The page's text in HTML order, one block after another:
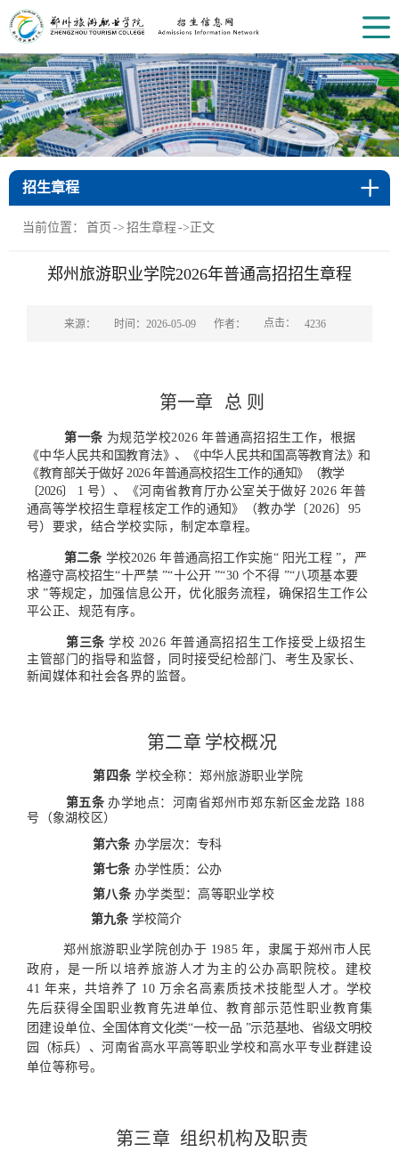
招生章程
当前位置： 首页 -> 招生章程 -> 正文
郑州旅游职业学院2026年普通高招招生章程
来源： 时间：2026-05-09 作者： 点击： 4236
第一章 总 则
第一条 为规范学校2026 年普通高招招生工作，根据
《中华人民共和国教育法》、《中华人民共和国高等教育法》和
《教育部关于做好 2026 年普通高校招生工作的通知》（教学
〔2026〕 1 号）、《河南省教育厅办公室关于做好 2026 年普
通高等学校招生章程核定工作的通知》（教办学〔2026〕95
号） 要求， 结合学校实际，制定本章程。
第二条 学校2026 年普通高招工作实施“ 阳光工程 ”，严
格遵守高校招生“十严禁 ”“十公开 ”“30 个不得 ”“八项基本要
求 ”等规定，加强信息公开，优化服务流程，确保招生工作公
平公正、规范有序。
第三条 学校 2026 年普通高招招生工作接受上级招生
主管部门的指导和监督，同时接受纪检部门、考生 及家长、
新闻 媒体和社会各界的监督。
第二章 学校概况
第四条 学校全称：郑州旅游职业学院
第五条 办学地点：河南省郑州市郑东新区金龙路 188
号
（象湖校区）
第六条 办学层次：专科
第七条 办学性质：公办
第八条 办学类型：高等职业学校
第九条 学校简介
郑州旅游职业学院创办于 1985 年，隶属于郑州市人民
政府，是一所以培养旅游人才为主的公办高职院校。建校
41 年来，共培养了 10 万余名高素质技术技能型人才。学校
先后获得全国职业教育先进单位、教育部示范性职业教育集
团建设单位、全国体育文化类“一校一品 ”示范基地、省级文明校
园（标兵）、河南省高水平高等职业学校和高水平专业群建设
单位等称号。
第三章 组织机构及职责